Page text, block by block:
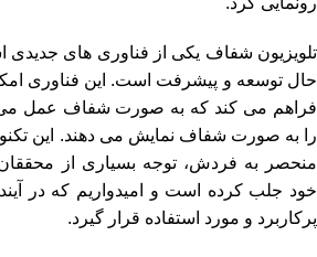
تلویزیون شفاف یکی از فناوری های
حال توسعه و پیشرفت است. این فناوری امکان
فراهم می کند که به صورت شفاف عمل می
را به صورت شفاف نمایش می دهند. این
منحصر به فردش، توجه بسیاری از
خود جلب کرده است و امیدواریم که در
پرکاربرد و مورد استفاده قرار گیرد.